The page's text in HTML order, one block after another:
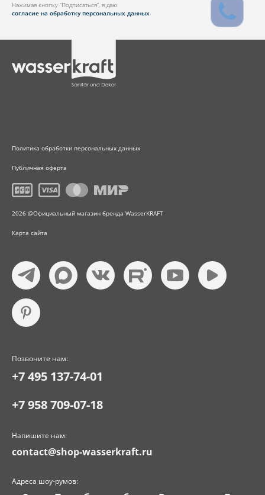
Нажимая кнопку “Подписаться”, я даю
согласие на обработку персональных данных
Политика обработки персональных данных
Публичная оферта
2026 @Официальный магазин бренда WasserKRAFT
Карта сайта
Позвоните нам:
+7 495 137-74-01
+7 958 709-07-18
Напишите нам:
contact@shop-wasserkraft.ru
Адреса шоу-румов: